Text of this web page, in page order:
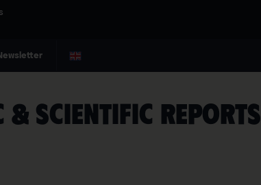
& scientific reports